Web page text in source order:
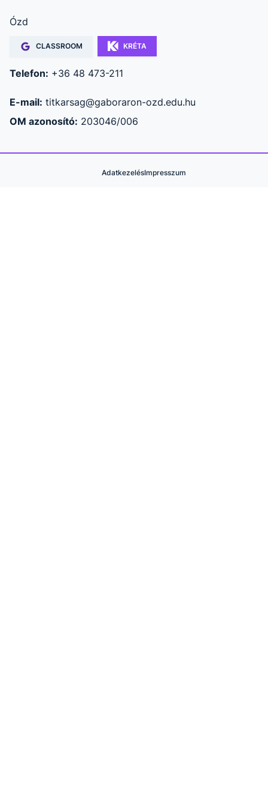
Ózd
CLASSROOM KRÉTA
Telefon: +36 48 473-211
E-mail: titkarsag@gaboraron-ozd.edu.hu
OM azonosító: 203046/006
AdatkezelésImpresszum